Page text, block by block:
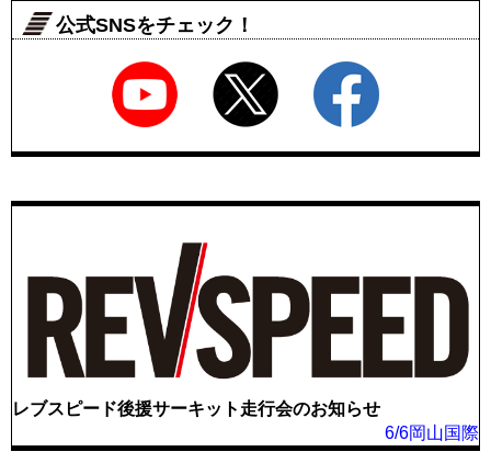
公式SNSをチェック！
レブスピード後援サーキット走行会のお知らせ
6/6岡山国際